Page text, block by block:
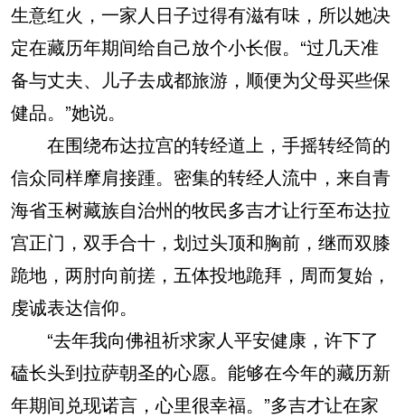
生意红火，一家人日子过得有滋有味，所以她决
定在藏历年期间给自己放个小长假。“过几天准
备与丈夫、儿子去成都旅游，顺便为父母买些保
健品。”她说。
在围绕布达拉宫的转经道上，手摇转经筒的
信众同样摩肩接踵。密集的转经人流中，来自青
海省玉树藏族自治州的牧民多吉才让行至布达拉
宫正门，双手合十，划过头顶和胸前，继而双膝
跪地，两肘向前搓，五体投地跪拜，周而复始，
虔诚表达信仰。
“去年我向佛祖祈求家人平安健康，许下了
磕长头到拉萨朝圣的心愿。能够在今年的藏历新
年期间兑现诺言，心里很幸福。”多吉才让在家